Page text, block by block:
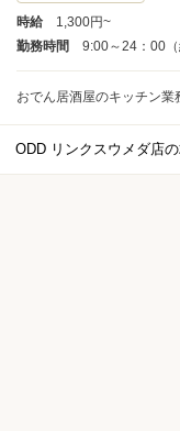
時給
1,300円~
勤務時間
9:00～24：00
ODD リンクスウメダ店